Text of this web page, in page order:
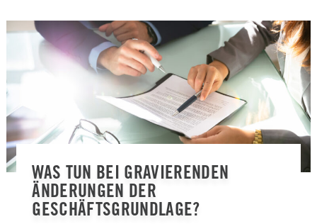
WAS TUN BEI GRAVIERENDEN
ÄNDERUNGEN DER
GESCHÄFTSGRUNDLAGE?